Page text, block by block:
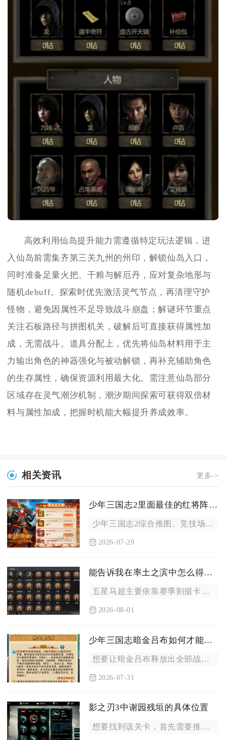
高效利用仙岛提升能力需遵循特定玩法逻辑，进
入仙岛前需集齐第三关九州的州印，解锁仙岛入口，
同时准备足量火把、干粮与解厄丹，应对复杂地形与
随机debuff。探索时优先激活灵气节点，再清理守护
怪物，避免因属性不足导致战斗崩盘；解谜环节重点
关注石板路径与拼图机关，破解后可直接获得属性加
成，无需战斗。道具分配上，优先将仙岛材料用于主
力输出角色的神器强化与被动解锁，再补充辅助角色
的生存属性，确保资源利用最大化。需注意仙岛部分
区域存在灵气潮汐机制，潮汐期间探索可获得双倍材
料与属性加成，把握时机能大幅提升养成效率。
相关资讯 更多->
少年三国志2里面最佳的红将阵容是什么
少年三国志2综合推图、竞技场、跨服对战全场景的最佳红将阵容为...
2026-07-29
能告诉我在率土之滨中怎么得到五星马超吗
五星马超主要依靠赛季割据卡包、征服卡包、群雄名将卡包抽取获得...
2026-08-01
少年三国志暗金吕布如何才能发挥最大威力
想要让暗金吕布释放出全部战力，核心思路是集中全部资源拉高星级...
2026-07-31
影之刃3中谢园残垣的具体位置
想要找到该关卡，首先需要推进主线剧情解锁谢园大区域，谢园坐落...